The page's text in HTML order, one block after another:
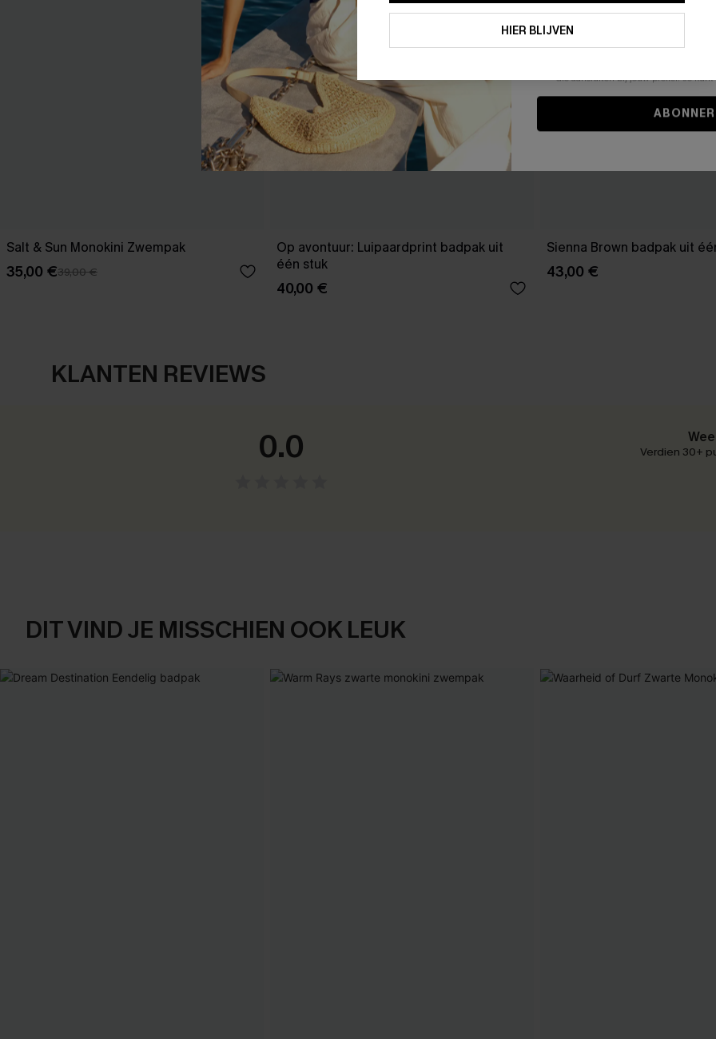
Salt & Sun Monokini Zwempak
35,00 €39,00 €
Op avontuur: Luipaardprint badpak uit
één stuk
40,00 €
Sienna Brown badpak uit
43,00 €
KLANTEN REVIEWS
0.0 Verdien 30+
DIT VIND JE MISSCHIEN OOK LEUK
HIER BLIJVEN
Door je contactgegevens in te
Algemene
stemt er tevens mee in om
en gepersonaliseerde
winkelwagen) en e-mails van
niet vereist voor een aankoop. We
informatie gebruiken om producten
die aansluiten bij jouw profiel. Je